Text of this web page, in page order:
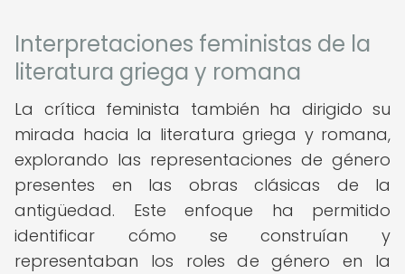
Interpretaciones feministas de la
literatura griega y romana
La crítica feminista también ha dirigido su
mirada hacia la literatura griega y romana,
explorando las representaciones de género
presentes en las obras clásicas de la
antigüedad. Este enfoque ha permitido
identificar cómo se construían y
representaban los roles de género en la